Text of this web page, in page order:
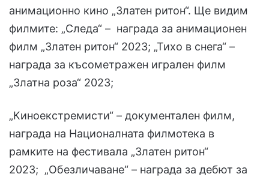
анимационно кино „Златен ритон“. Ще видим
филмите: „Следа“ – награда за анимационен
филм „Златен ритон“ 2023; „Тихо в снега“ –
награда за късометражен игрален филм
„Златна роза“ 2023;
„Киноекстремисти“ – документален филм,
награда на Националната филмотека в
рамките на фестивала „Златен ритон“
2023; „Обезличаване“ – награда за дебют за